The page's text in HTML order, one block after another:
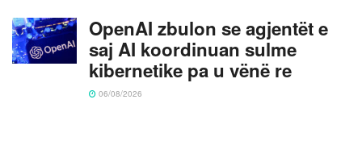
OpenAI zbulon se agjentët e
saj AI koordinuan sulme
kibernetike pa u vënë re
06/08/2026